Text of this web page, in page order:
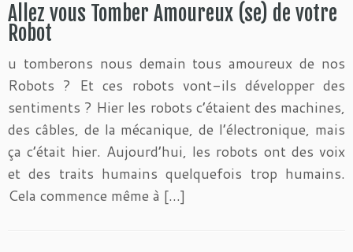
Allez vous Tomber Amoureux (se) de votre
Robot
u tomberons nous demain tous amoureux de nos
Robots ? Et ces robots vont-ils développer des
sentiments ? Hier les robots c’étaient des machines,
des câbles, de la mécanique, de l’électronique, mais
ça c’était hier. Aujourd’hui, les robots ont des voix
et des traits humains quelquefois trop humains.
Cela commence même à […]